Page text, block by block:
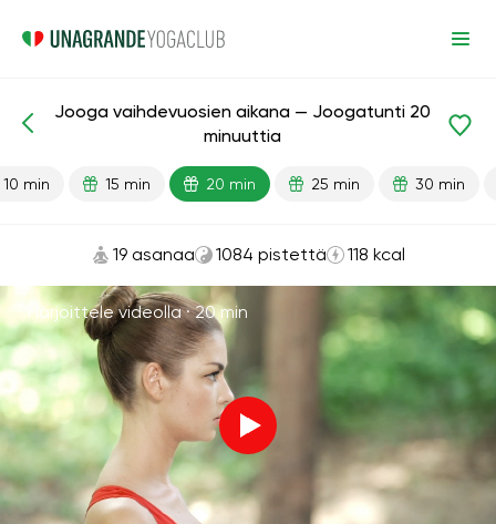
Ikä
Jooga vaihdevuosien aikana — Joogatunti 20
minuuttia
10 min 15 min 20 min 25 min 30 min
19 asanaa 1084 pistettä 118 kcal
Harjoittele videolla ·20 min